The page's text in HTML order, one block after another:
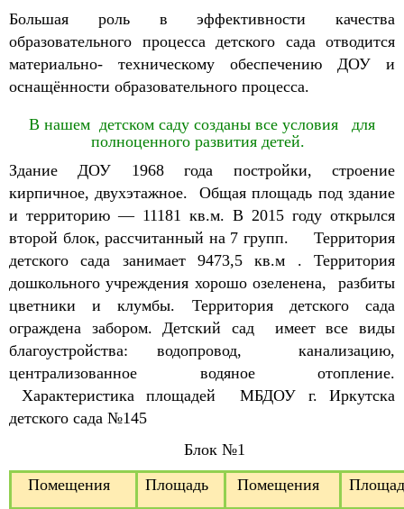
Большая роль в эффективности качества
образовательного процесса детского сада отводится
материально- техническому обеспечению ДОУ и
оснащённости образовательного процесса.
В нашем детском саду созданы все условия для
полноценного развития детей.
Здание ДОУ 1968 года постройки, строение
кирпичное, двухэтажное. Общая площадь под здание
и территорию — 11181 кв.м. В 2015 году открылся
второй блок, рассчитанный на 7 групп. Территория
детского сада занимает 9473,5 кв.м . Территория
дошкольного учреждения хорошо озеленена, разбиты
цветники и клумбы. Территория детского сада
ограждена забором. Детский сад имеет все виды
благоустройства: водопровод, канализацию,
централизованное водяное отопление.
Характеристика площадей МБДОУ г. Иркутска
детского сада №145
Блок №1
Помещения
Площадь Помещения